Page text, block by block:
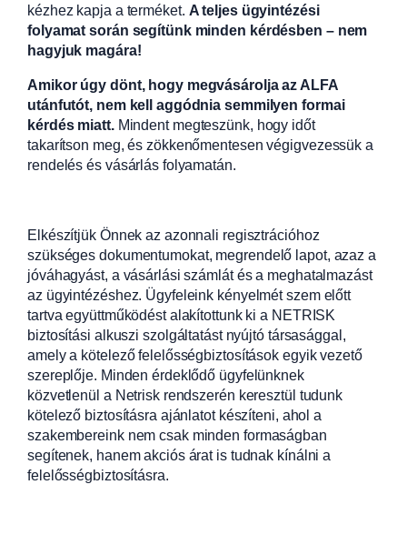
kézhez kapja a terméket. A teljes ügyintézési
folyamat során segítünk minden kérdésben – nem
hagyjuk magára!
Amikor úgy dönt, hogy megvásárolja az ALFA
utánfutót, nem kell aggódnia semmilyen formai
kérdés miatt. Mindent megteszünk, hogy időt
takarítson meg, és zökkenőmentesen végigvezessük a
rendelés és vásárlás folyamatán.
Elkészítjük Önnek az azonnali regisztrációhoz
szükséges dokumentumokat, megrendelő lapot, azaz a
jóváhagyást, a vásárlási számlát és a meghatalmazást
az ügyintézéshez. Ügyfeleink kényelmét szem előtt
tartva együttműködést alakítottunk ki a NETRISK
biztosítási alkuszi szolgáltatást nyújtó társasággal,
amely a kötelező felelősségbiztosítások egyik vezető
szereplője. Minden érdeklődő ügyfelünknek
közvetlenül a Netrisk rendszerén keresztül tudunk
kötelező biztosításra ajánlatot készíteni, ahol a
szakembereink nem csak minden formaságban
segítenek, hanem akciós árat is tudnak kínálni a
felelősségbiztosításra.